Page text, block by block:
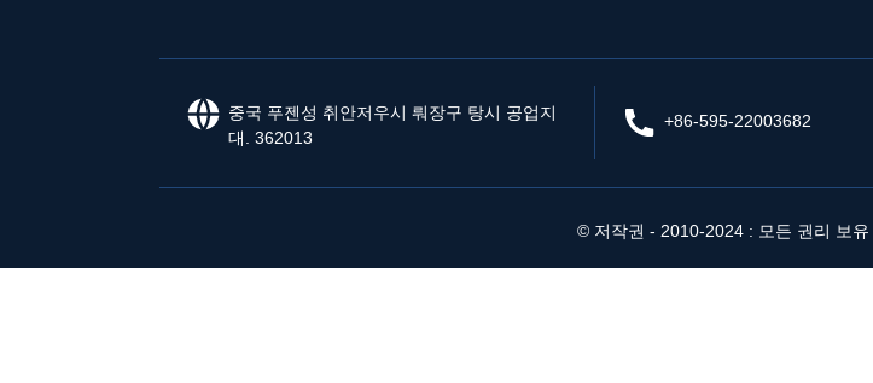
2017년 도매가 전기 부시
중국 푸젠성 취안저우시 뤄장구 탕시 공업지
대. 362013
+86-595-22003682
© 저작권 - 2010-2024 : 모든 권리 보유